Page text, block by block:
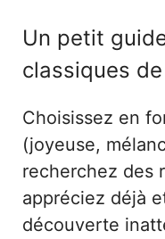
Un petit
classiques
Choisissez en
(joyeuse,
recherchez des
appréciez déjà
découverte